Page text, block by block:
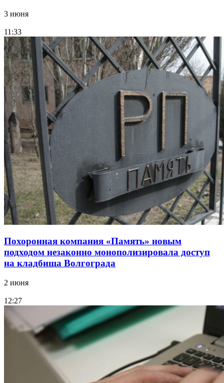
3 июня
11:33
Похоронная компания «Память» новым
подходом незаконно монополизировала доступ
на кладбища Волгограда
2 июня
12:27